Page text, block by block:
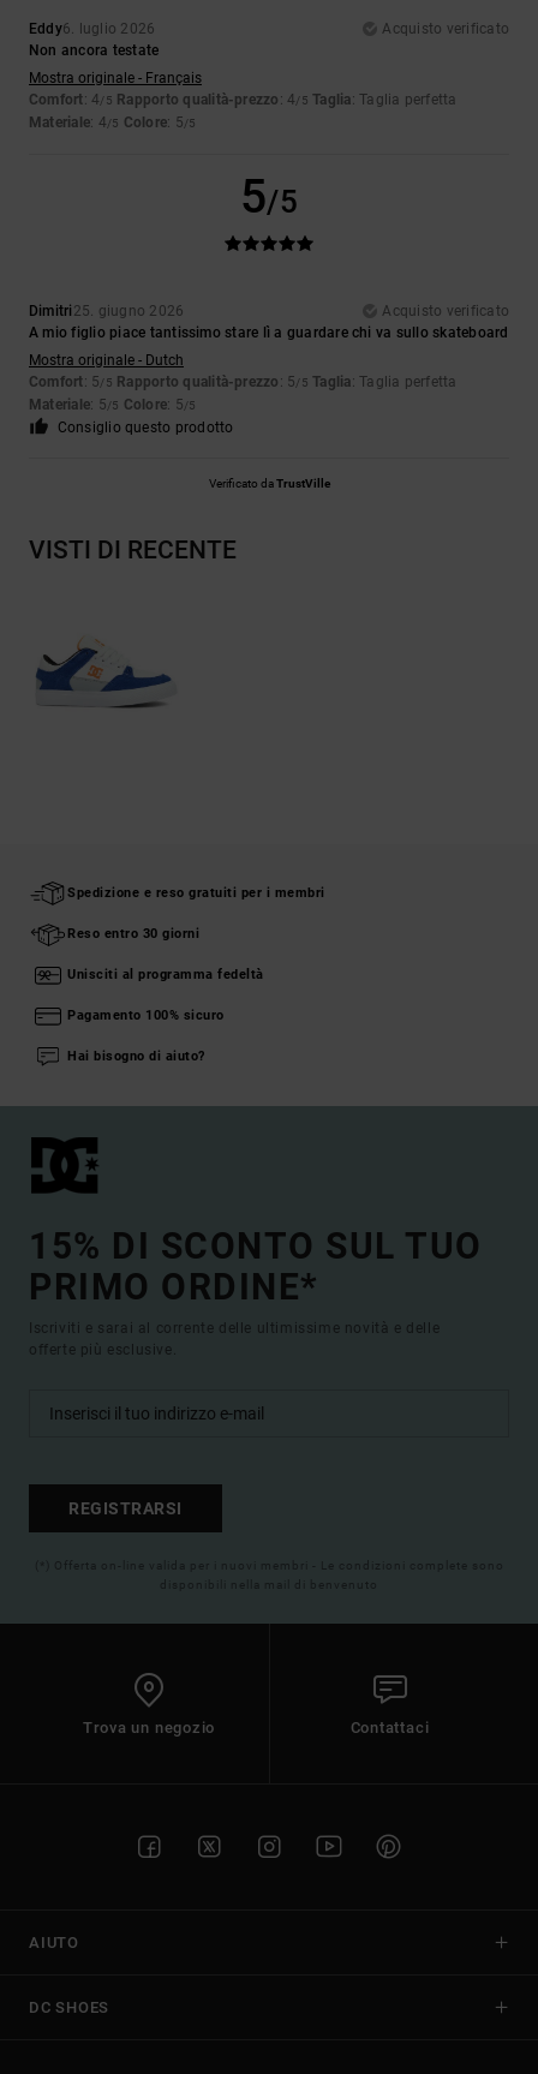
Eddy6. luglio 2026
Acquisto verificato
Non ancora testate
Mostra originale - Français
Comfort: 4/5 Rapporto qualità-prezzo : 4/5 Taglia: Taglia perfetta
Materiale: 4/5 Colore: 5/5
5/5
Dimitri 25. giugno 2026
Acquisto verificato
A mio figlio piace tantissimo stare lì a guardare chi va sullo skateboard
Mostra originale - Dutch
Comfort: 5/5 Rapporto qualità-prezzo : 5/5 Taglia: Taglia perfetta
Materiale: 5/5 Colore: 5/5
Consiglio questo prodotto
Verificato daTrustVille
VISTI DI RECENTE
Spedizione e reso gratuiti per i membri
Reso entro 30 giorni
Unisciti al programma fedeltà
Pagamento 100% sicuro
Hai bisogno di aiuto?
15% DI SCONTO SUL TUO
PRIMO ORDINE*
Iscriviti e sarai al corrente delle ultimissime novità e delle
offerte più esclusive.
REGISTRARSI
(*) Offerta on-line valida per i nuovi membri - Le condizioni complete sono
disponibili nella mail di benvenuto
Trova un negozio Contattaci
AIUTO
DC SHOES